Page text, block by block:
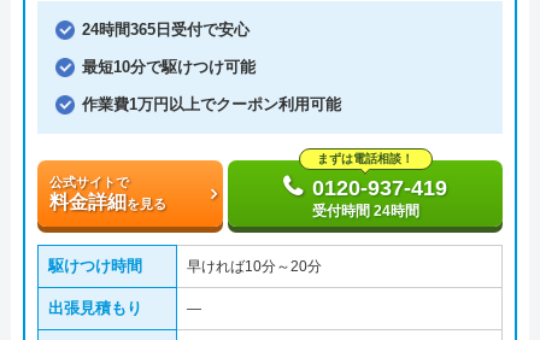
24時間365日受付で安心
最短10分で駆けつけ可能
作業費1万円以上でクーポン利用可能
公式サイトで
料金詳細を見る
まずは電話相談！
0120-937-419
受付時間 24時間
駆けつけ時間 早ければ10分～20分
出張見積もり ―